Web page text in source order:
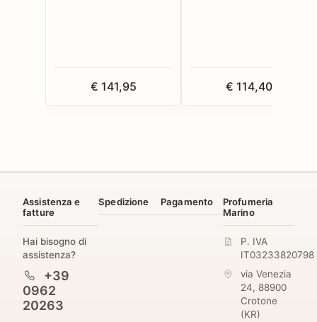
€ 141,95 € 114,40
Assistenza e
fatture
Hai bisogno di
assistenza?
+39
0962
20263
Spedizione Pagamento
Profumeria
Marino
P. IVA
IT03233820798
via Venezia
24, 88900
Crotone
(KR)